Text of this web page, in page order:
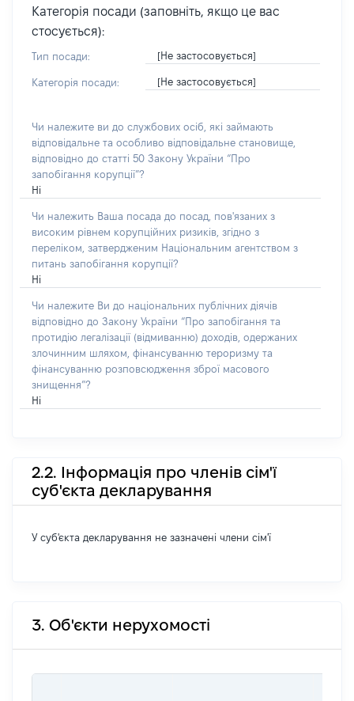
Категорія посади (заповніть, якщо це вас
стосується):
Тип посади: [Не застосовується]
Категорія посади: [Не застосовується]
Чи належите ви до службових осіб, які займають
відповідальне та особливо відповідальне становище,
відповідно до статті 50 Закону України “Про
запобігання корупції”?
Ні
Чи належить Ваша посада до посад, пов'язаних з
високим рівнем корупційних ризиків, згідно з
переліком, затвердженим Національним агентством з
питань запобігання корупції?
Ні
Чи належите Ви до національних публічних діячів
відповідно до Закону України “Про запобігання та
протидію легалізації (відмиванню) доходів, одержаних
злочинним шляхом, фінансуванню тероризму та
фінансуванню розповсюдження зброї масового
знищення”?
Ні
2.2. Інформація про членів сім'ї
суб'єкта декларування
У суб'єкта декларування не зазначені члени сім'ї
3. Об'єкти нерухомості